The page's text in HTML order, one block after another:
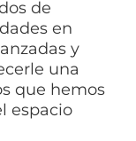
de
en
y
una
que hemos
espacio